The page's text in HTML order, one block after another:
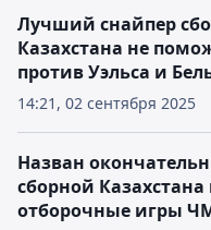
14:21, 02 сентября 2025
Лучший снайпер
Казахстана не
против Уэльса и
Назван
сборной Казахстана
отборочные игры